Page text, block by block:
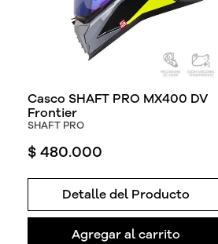
Casco SHAFT PRO MX400 DV
Frontier
SHAFT PRO
$ 480.000
Detalle del Producto
Agregar al carrito